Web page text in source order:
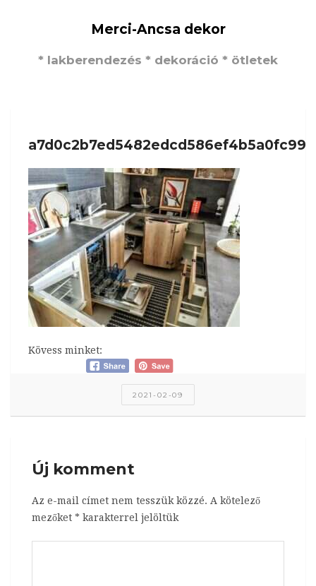
Merci-Ancsa dekor
* lakberendezés * dekoráció * ötletek
a7d0c2b7ed5482edcd586ef4b5a0fc99
Kövess minket:
2021-02-09
Új komment
Az e-mail címet nem tesszük közzé. A kötelező
mezőket * karakterrel jelöltük